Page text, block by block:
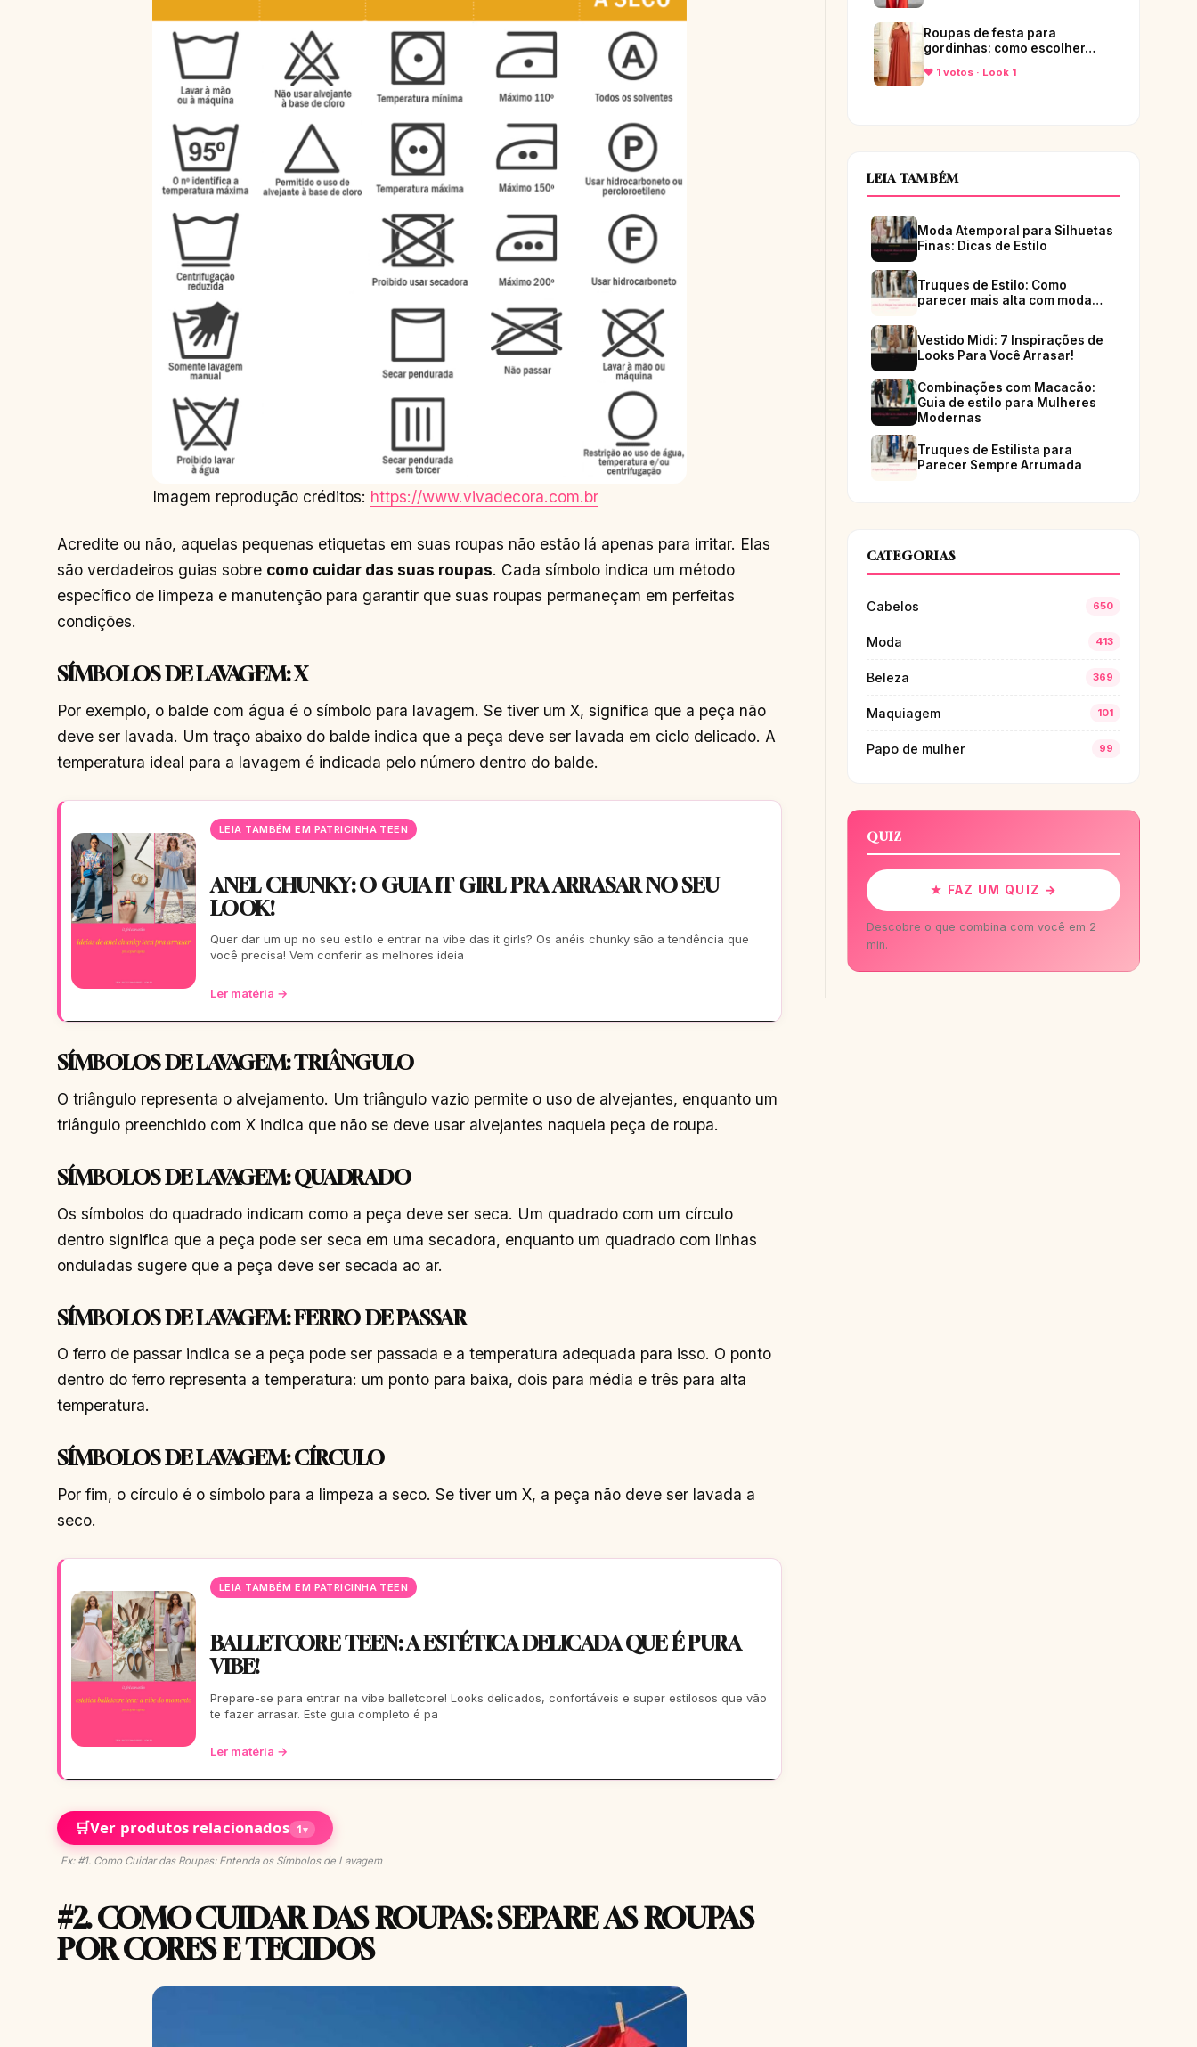
Imagem reprodução créditos: https://www.vivadecora.com.br
Acredite ou não, aquelas pequenas etiquetas em suas roupas não estão lá apenas para irritar. Elas
são verdadeiros guias sobre como cuidar das suas roupas. Cada símbolo indica um método
específico de limpeza e manutenção para garantir que suas roupas permaneçam em perfeitas
condições.
SÍMBOLOS DE LAVAGEM: X
Por exemplo, o balde com água é o símbolo para lavagem. Se tiver um X, significa que a peça não
deve ser lavada. Um traço abaixo do balde indica que a peça deve ser lavada em ciclo delicado. A
temperatura ideal para a lavagem é indicada pelo número dentro do balde.
LEIA TAMBÉM EM PATRICINHA TEEN
ANEL CHUNKY: O GUIA IT GIRL PRA ARRASAR NO SEU
LOOK!
Quer dar um up no seu estilo e entrar na vibe das it girls? Os anéis chunky são a tendência que
você precisa! Vem conferir as melhores ideia
Ler matéria →
SÍMBOLOS DE LAVAGEM: TRIÂNGULO
O triângulo representa o alvejamento. Um triângulo vazio permite o uso de alvejantes, enquanto um
triângulo preenchido com X indica que não se deve usar alvejantes naquela peça de roupa.
SÍMBOLOS DE LAVAGEM: QUADRADO
Os símbolos do quadrado indicam como a peça deve ser seca. Um quadrado com um círculo
dentro significa que a peça pode ser seca em uma secadora, enquanto um quadrado com linhas
onduladas sugere que a peça deve ser secada ao ar.
SÍMBOLOS DE LAVAGEM: FERRO DE PASSAR
O ferro de passar indica se a peça pode ser passada e a temperatura adequada para isso. O ponto
dentro do ferro representa a temperatura: um ponto para baixa, dois para média e três para alta
temperatura.
SÍMBOLOS DE LAVAGEM: CÍRCULO
Por fim, o círculo é o símbolo para a limpeza a seco. Se tiver um X, a peça não deve ser lavada a
seco.
LEIA TAMBÉM EM PATRICINHA TEEN
BALLETCORE TEEN: A ESTÉTICA DELICADA QUE É PURA
VIBE!
Prepare-se para entrar na vibe balletcore! Looks delicados, confortáveis e super estilosos que vão
te fazer arrasar. Este guia completo é pa
Ler matéria →
🛒Ver produtos relacionados 1▾
Ex: #1. Como Cuidar das Roupas: Entenda os Símbolos de Lavagem
#2. COMO CUIDAR DAS ROUPAS: SEPARE AS ROUPAS
POR CORES E TECIDOS
Roupas de festa para
gordinhas: como escolher…
♥ 1 votos · Look 1
LEIA TAMBÉM
Moda Atemporal para Silhuetas
Finas: Dicas de Estilo
Truques de Estilo: Como
parecer mais alta com moda…
Vestido Midi: 7 Inspirações de
Looks Para Você Arrasar!
Combinações com Macacão:
Guia de estilo para Mulheres
Modernas
Truques de Estilista para
Parecer Sempre Arrumada
CATEGORIAS
Cabelos 650
Moda 413
Beleza 369
Maquiagem 101
Papo de mulher 99
QUIZ
★ FAZ UM QUIZ →
Descobre o que combina com você em 2
min.